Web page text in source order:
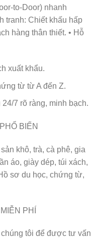
to-Door) nhanh
tranh: Chiết khấu hấp
hàng thân thiết. • Hỗ
xuất khẩu.
từ từ A đến Z.
7 rõ ràng, minh bạch.
BIẾN
khô, trà, cà phê, gia
áo, giày dép, túi xách,
sơ du học, chứng từ,
PHÍ
tôi để được tư vấn